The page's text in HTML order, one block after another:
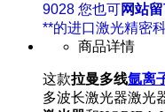
9028 您也可网站
**的进口激光精密
商品详情
这款拉曼多线氩离
多波长激光器激光